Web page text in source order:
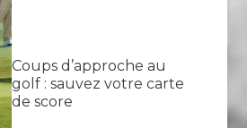
Coups d’approche au
golf : sauvez votre carte
de score